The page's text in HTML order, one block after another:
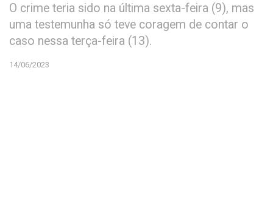
O crime teria sido na última sexta-feira (9), mas
uma testemunha só teve coragem de contar o
caso nessa terça-feira (13).
14/06/2023